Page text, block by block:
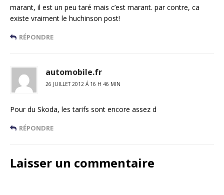
marant, il est un peu taré mais c’est marant. par contre, ca
existe vraiment le huchinson post!
RÉPONDRE
automobile.fr
26 JUILLET 2012 Á 16 H 46 MIN
Pour du Skoda, les tarifs sont encore assez d
RÉPONDRE
Laisser un commentaire